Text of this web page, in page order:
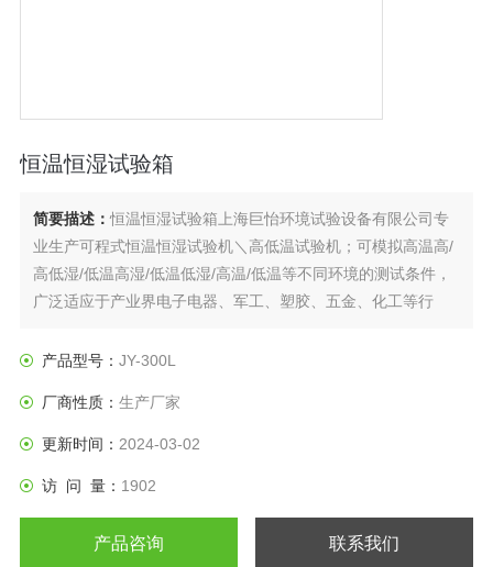
恒温恒湿试验箱
简要描述：恒温恒湿试验箱上海巨怡环境试验设备有限公司专
业生产可程式恒温恒湿试验机＼高低温试验机；可模拟高温高/
高低湿/低温高湿/低温低湿/高温/低温等不同环境的测试条件，
广泛适应于产业界电子电器、军工、塑胶、五金、化工等行
试。
产品型号： JY-300L
厂商性质： 生产厂家
更新时间： 2024-03-02
访 问 量： 1902
产品咨询 联系我们